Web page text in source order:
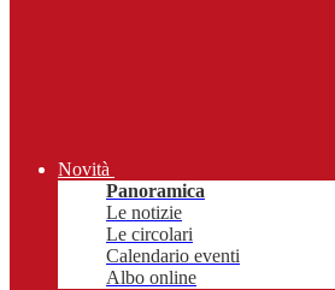
Novità
Panoramica
Le notizie
Le circolari
Calendario eventi
Albo online